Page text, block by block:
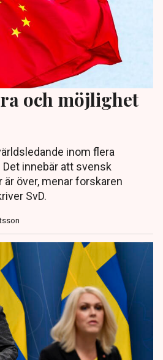
och möjlighet
inom flera
innebär att svensk
över, menar forskaren
SvD.